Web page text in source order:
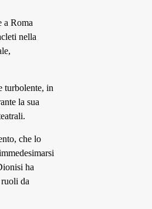
a Roma
nella
turbolente, in
la sua
che lo
ha
da